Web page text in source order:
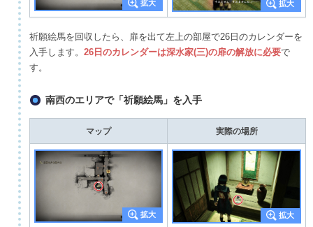
祈願絵馬を回収したら、扉を出て左上の部屋で26日のカレンダーを
入手します。 26日のカレンダーは深水家(三)の扉の解放に必要で
す。
南西のエリアで「祈願絵馬」を入手
マップ 実際の場所